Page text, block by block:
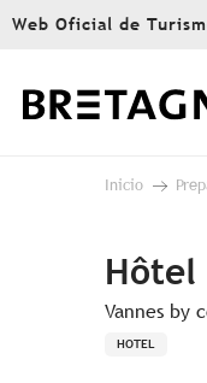
Aller
principal
Web Oficial de
Inicio
Hôtel
Vannes by
HOTEL